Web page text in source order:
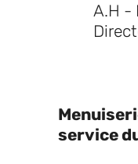
A.H -
service